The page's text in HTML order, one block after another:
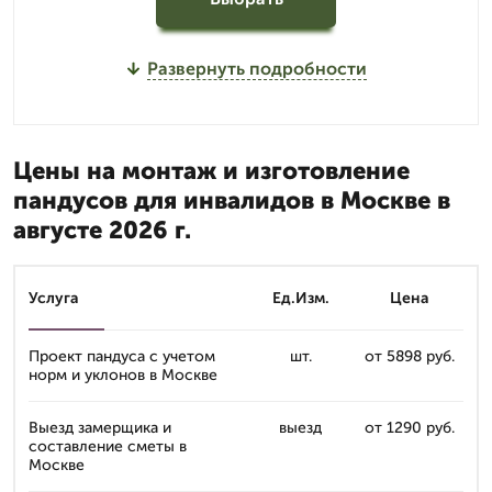
Развернуть подробности
Цены на монтаж и изготовление
пандусов для инвалидов в Москве в
августе 2026 г.
Услуга Ед.Изм. Цена
Проект пандуса с учетом
норм и уклонов в Москве
шт. от 5898 руб.
Выезд замерщика и
составление сметы в
Москве
выезд от 1290 руб.